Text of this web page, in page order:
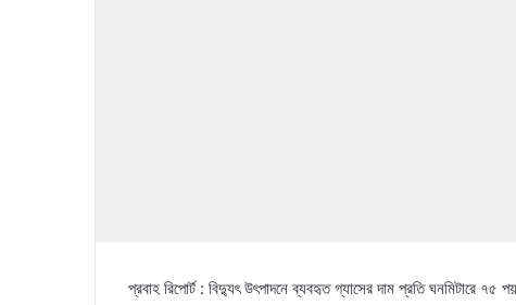
প্রবাহ রিপোর্ট : বিদ্যুৎ উৎপাদনে ব্যবহৃত গ্যাসের দাম প্রতি ঘনমিটারে